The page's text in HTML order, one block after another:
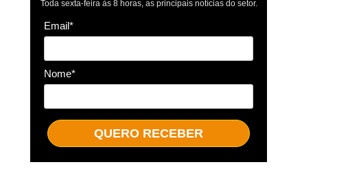
Toda sexta-feira às 8 horas, as principais notícias do setor.
Email*
Nome*
QUERO RECEBER